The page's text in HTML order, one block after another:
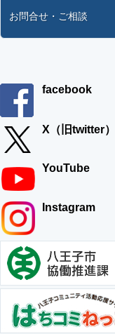
お問合せ・ご相談
facebook
X（旧twitter）
YouTube
Instagram